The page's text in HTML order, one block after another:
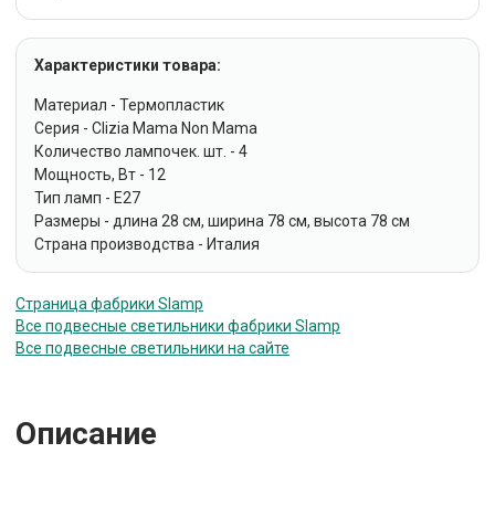
Характеристики товара:
Материал - Термопластик
Серия - Clizia Mama Non Mama
Количество лампочек. шт. - 4
Мощность, Вт - 12
Тип ламп - E27
Размеры - длина 28 см, ширина 78 см, высота 78 см
Страна производства - Италия
Страница фабрики Slamp
Все подвесные светильники фабрики Slamp
Все подвесные светильники на сайте
Описание